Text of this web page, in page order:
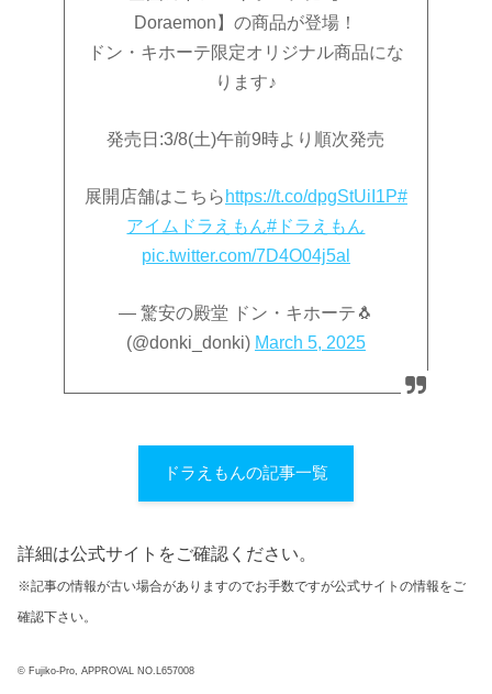
Doraemon】の商品が登場！
ドン・キホーテ限定オリジナル商品にな
ります♪
発売日:3/8(土)午前9時より順次発売
展開店舗はこちら https://t.co/dpgStUiI1P#
アイムドラえもん#ドラえもん
pic.twitter.com/7D4O04j5al
— 驚安の殿堂 ドン・キホーテ🐧
(@donki_donki) March 5, 2025
ドラえもんの記事一覧
詳細は公式サイトをご確認ください。
※記事の情報が古い場合がありますのでお手数ですが公式サイトの情報をご
確認下さい。
© Fujiko-Pro, APPROVAL NO.L657008